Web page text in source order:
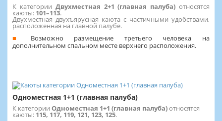
К категории Двухместная 2+1 (главная палуба) относятся
каюты: 101–113.
Двухместная двухъярусная каюта с частичными удобствами,
расположенная на главной палубе.
Возможно размещение третьего человека на
дополнительном спальном месте верхнего расположения.
Одноместная 1+1 (главная палуба)
К категории Одноместная 1+1 (главная палуба)относятся
каюты: 115, 117, 119, 121, 123, 125.